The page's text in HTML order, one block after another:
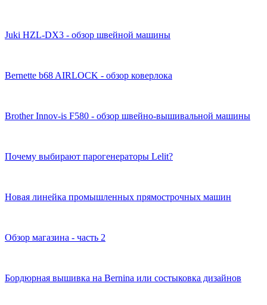
Juki HZL-DX3 - обзор швейной машины
Bernette b68 AIRLOCK - обзор коверлока
Brother Innov-is F580 - обзор швейно-вышивальной машины
Почему выбирают парогенераторы Lelit?
Новая линейка промышленных прямострочных машин
Обзор магазина - часть 2
Бордюрная вышивка на Bernina или состыковка дизайнов